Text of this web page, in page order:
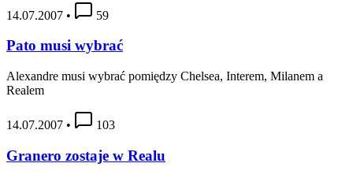
14.07.2007 • 59
Pato musi wybrać
Alexandre musi wybrać pomiędzy Chelsea, Interem, Milanem a
Realem
14.07.2007 • 103
Granero zostaje w Realu